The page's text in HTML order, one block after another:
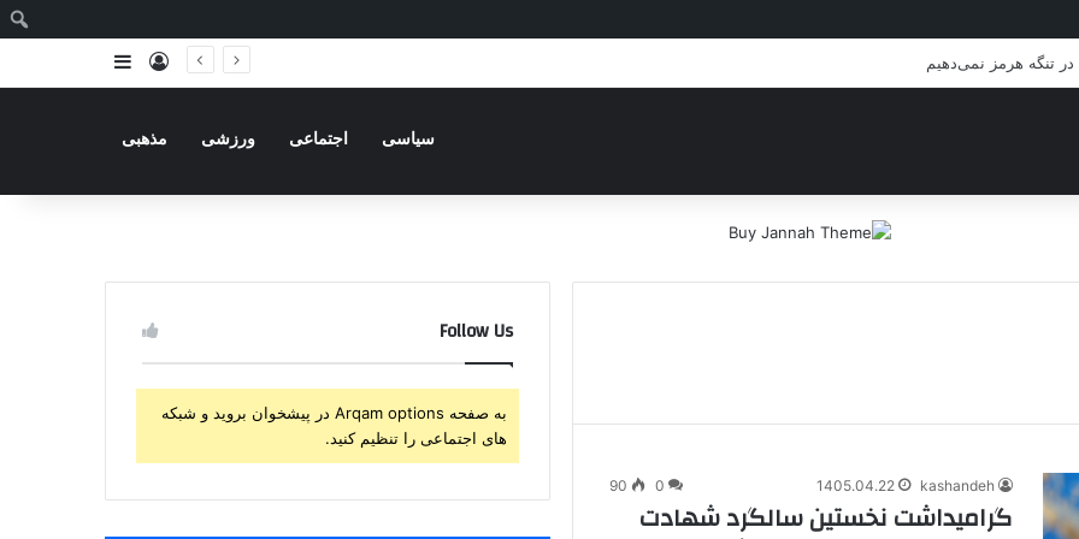
به ریاض در مرکز و شرق یمن ورودسایدبار
سیاسی اجتماعی ورزشی مذهبی
kashandeh
1405.04.22
0
90
گرامیداشت نخستین سالگرد شهادت
Follow Us
به صفحه Arqam options در پیشخوان بروید و شبکه
های اجتماعی را تنظیم کنید.